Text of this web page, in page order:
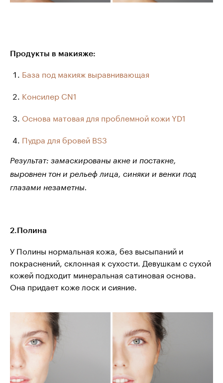
Продукты в макияже:
База под макияж выравнивающая
Консилер CN1
Основа матовая для проблемной кожи YD1
Пудра для бровей BS3
Результат: замаскированы акне и постакне,
выровнен тон и рельеф лица, синяки и венки под
глазами незаметны.
2.Полина
У Полины нормальная кожа, без высыпаний и
покраснений, склонная к сухости. Девушкам с сухой
кожей подходит минеральная сатиновая основа.
Она придает коже лоск и сияние.